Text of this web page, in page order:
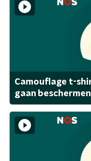
Camouflage t-
gaan